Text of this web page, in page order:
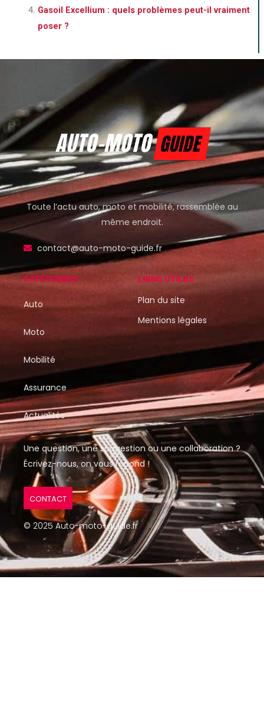
Gasoil Excellium : quels problèmes peut-il vraiment
poser ?
Toute l’actu auto, moto et mobilité, rassemblée au
même endroit.
contact@auto-moto-guide.fr
CATÉGORIES
Auto
Moto
Mobilité
Assurance
Actualités
LIENS UTILES
Plan du site
Mentions légales
Une question, une suggestion ou une collaboration ?
Écrivez-nous, on vous répond !
CONTACT
© 2025 Auto-moto-guide.fr